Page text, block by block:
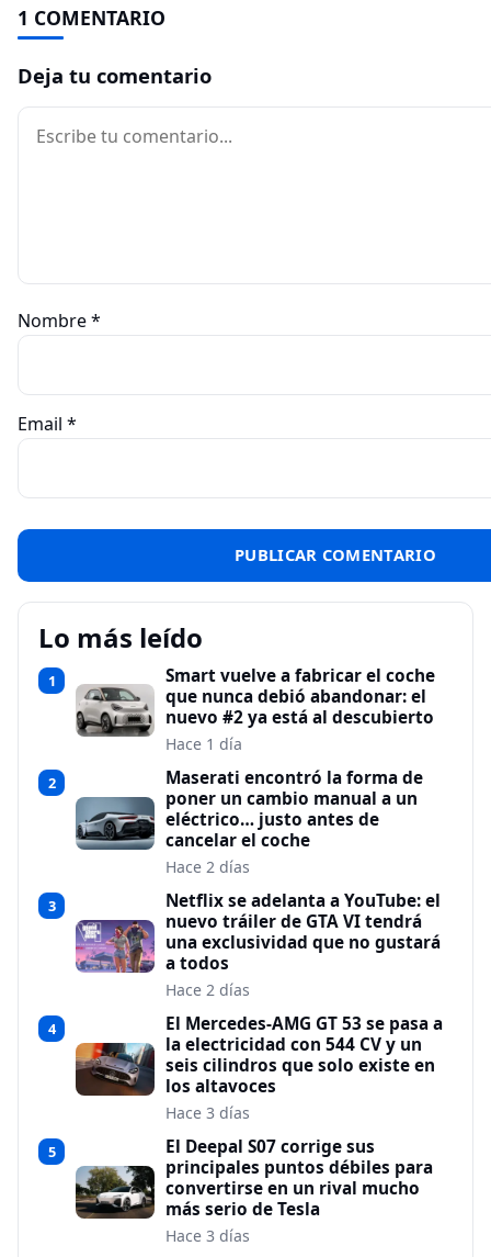
1 COMENTARIO
Deja tu comentario
Comentario
Nombre*
Email *
Lo más leído
1
Smart vuelve a fabricar el coche
que nunca debió abandonar: el
nuevo #2 ya está al descubierto
Hace 1 día
2
Maserati encontró la forma de
poner un cambio manual a un
eléctrico… justo antes de
cancelar el coche
Hace 2 días
3
Netflix se adelanta a YouTube: el
nuevo tráiler de GTA VI tendrá
una exclusividad que no gustará
a todos
Hace 2 días
4
El Mercedes-AMG GT 53 se pasa a
la electricidad con 544 CV y un
seis cilindros que solo existe en
los altavoces
Hace 3 días
5
El Deepal S07 corrige sus
principales puntos débiles para
convertirse en un rival mucho
más serio de Tesla
Hace 3 días